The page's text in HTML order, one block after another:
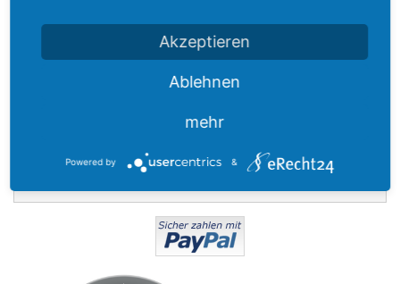
Kabel:
1,8 m, mit Euro-Flachstecker
Akzeptieren
Ablehnen
mehr
Powered by &